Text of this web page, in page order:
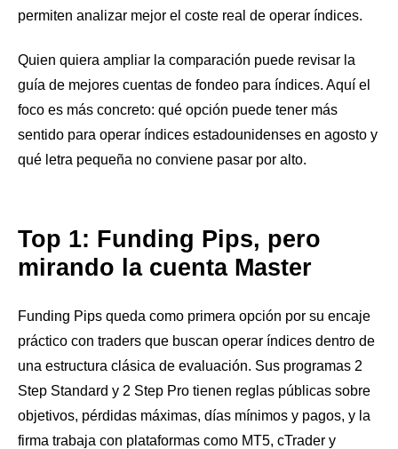
permiten analizar mejor el coste real de operar índices.
Quien quiera ampliar la comparación puede revisar la
guía de mejores cuentas de fondeo para índices. Aquí el
foco es más concreto: qué opción puede tener más
sentido para operar índices estadounidenses en agosto y
qué letra pequeña no conviene pasar por alto.
Top 1: Funding Pips, pero
mirando la cuenta Master
Funding Pips queda como primera opción por su encaje
práctico con traders que buscan operar índices dentro de
una estructura clásica de evaluación. Sus programas 2
Step Standard y 2 Step Pro tienen reglas públicas sobre
objetivos, pérdidas máximas, días mínimos y pagos, y la
firma trabaja con plataformas como MT5, cTrader y